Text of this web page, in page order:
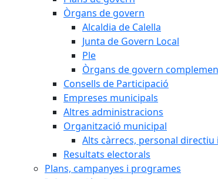
Òrgans de govern
Alcaldia de Calella
Junta de Govern Local
Ple
Òrgans de govern
Consells de Participació
Empreses municipals
Altres administracions
Organització municipal
Alts càrrecs, personal directiu
Resultats electorals
Plans, campanyes i programes